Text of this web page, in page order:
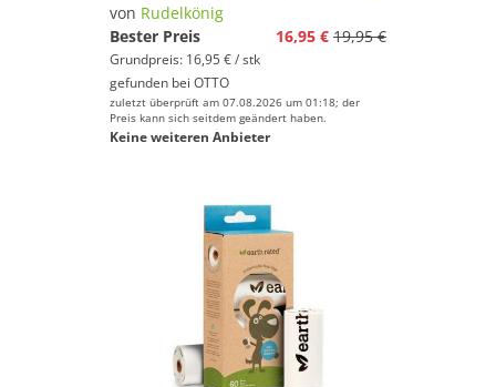
von Rudelkönig
Bester Preis
16,95 € 19,95 €
Grundpreis: 16,95 € / stk
gefunden bei OTTO
zuletzt überprüft am 07.08.2026 um 01:18; der
Preis kann sich seitdem geändert haben.
Keine weiteren Anbieter